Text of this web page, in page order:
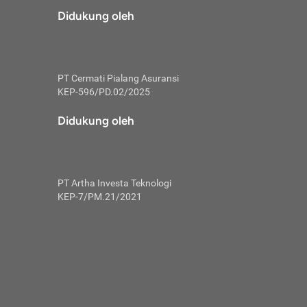
tidak
skor
Mulai
kembali ideal.
utang
Didukung oleh
PT Cermati Pialang Asuransi
KEP-596/PD.02/2025
Didukung oleh
PT Artha Investa Teknologi
KEP-7/PM.21/2021